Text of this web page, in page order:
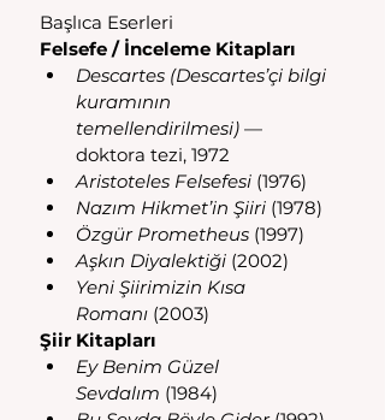
Başlıca Eserleri
Felsefe / İnceleme Kitapları
Descartes (Descartes’çi bilgi
kuramının
temellendirilmesi) —
doktora tezi, 1972
Aristoteles Felsefesi (1976)
Nazım Hikmet’in Şiiri (1978)
Özgür Prometheus (1997)
Aşkın Diyalektiği (2002)
Yeni Şiirimizin Kısa
Romanı (2003)
Şiir Kitapları
Ey Benim Güzel
Sevdalım (1984)